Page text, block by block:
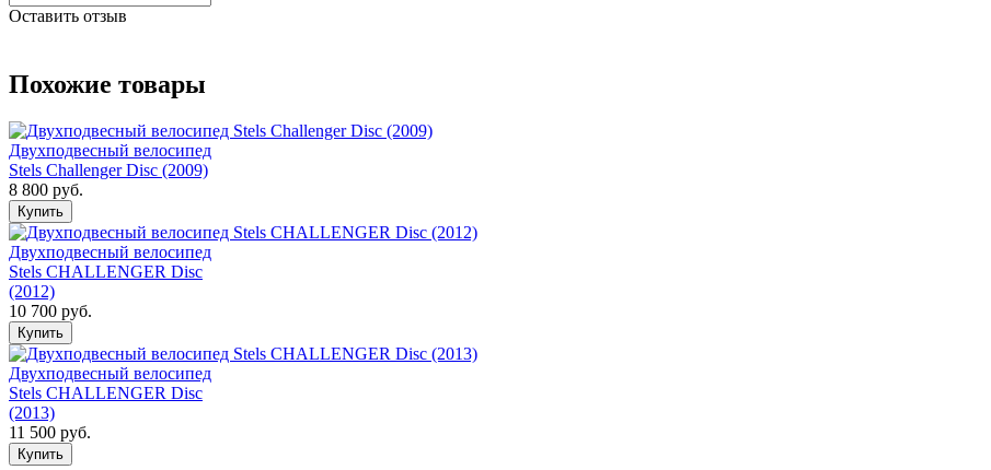
Оставить отзыв
Похожие товары
Двухподвесный велосипед
Stels Challenger Disc (2009)
8 800 руб.
Двухподвесный велосипед
Stels CHALLENGER Disc
(2012)
10 700 руб.
Двухподвесный велосипед
Stels CHALLENGER Disc
(2013)
11 500 руб.